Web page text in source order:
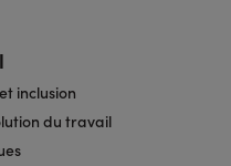
inclusion
du travail